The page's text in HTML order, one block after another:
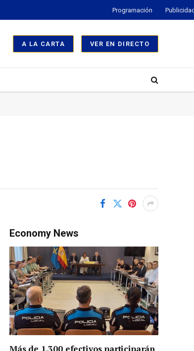
Programación
A LA CARTA VER EN DIRECTO
Economy News